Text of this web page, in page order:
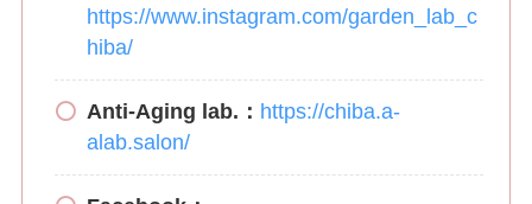
https://www.instagram.com/garden_lab_c
hiba/
Anti-Aging lab.： https://chiba.a-
alab.salon/